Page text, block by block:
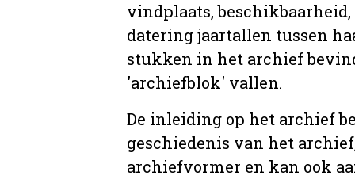
vindplaats,
datering jaartallen tussen
stukken in het archief
'archiefblok' vallen.
De inleiding op het archief
geschiedenis van het
archiefvormer en kan ook